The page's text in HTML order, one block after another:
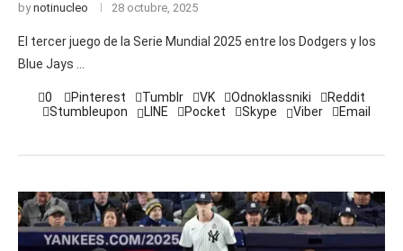
bynotinucleo 28 octubre, 2025
El tercer juego de la Serie Mundial 2025 entre los Dodgers y los
Blue Jays …
0 Pinterest Tumblr VK Odnoklassniki
Reddit
Stumbleupon
LINE Pocket Skype Viber Email